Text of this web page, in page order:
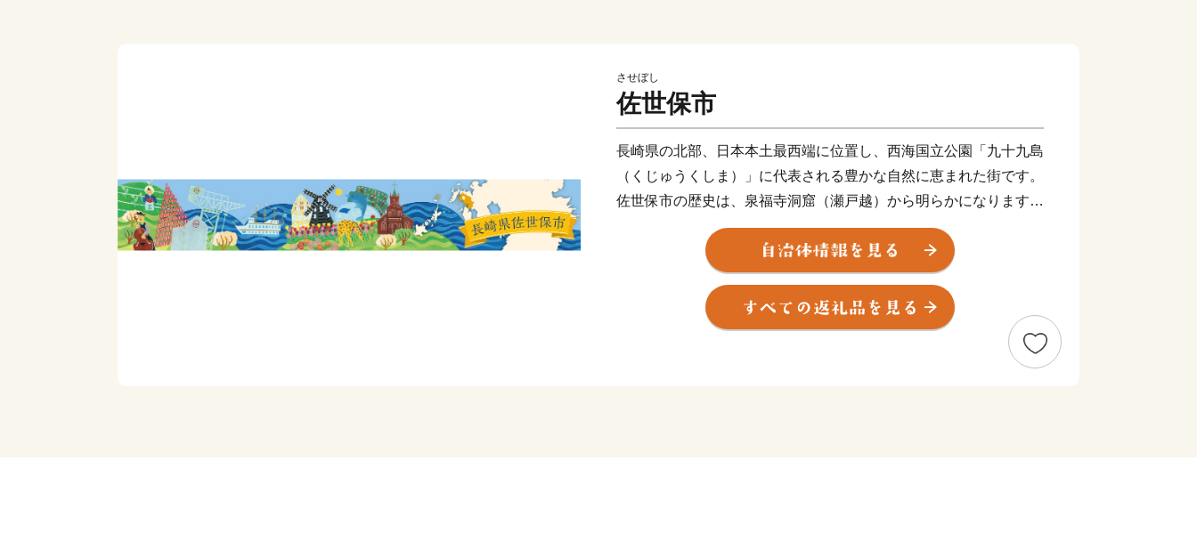
させぼし
佐世保市
長崎県の北部、日本本土最西端に位置し、西海国立公園「九十九島
（くじゅうくしま）」に代表される豊かな自然に恵まれた街です。
佐世保市の歴史は、泉福寺洞窟（瀬戸越）から明らかになります。
約1万5千年前の石器が出土し、1万2千年前の層からは、世界最古
の土器「豆粒文土器(とうりゅうもんどき)」が出土しました。
明治初期までは、人口約4000人の半農半漁の一寒村でした。明治
19年に旧海軍「第三海軍区鎮守府」の設置が公布されると急速に
発展し、明治35年に「佐世保村」から一挙に「佐世保市」となり